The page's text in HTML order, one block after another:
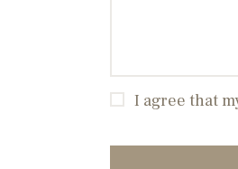
I agree that